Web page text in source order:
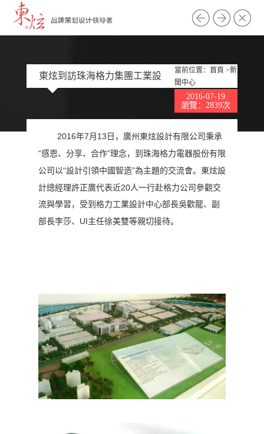
東炫到訪珠海格力集團工業設
當前位置： 首頁 >新
聞中心
2016-07-19
瀏覽：2839次
2016年7 月 13 日，廣州東炫設計有限公司秉承
“感恩、分享、合作”理念，到珠海格力電器股份有限
公司以“設計引領中國智造”為主題的交流會。東炫設
計總經理許正廣代表近20人一行赴格力公司參觀交
流與學習，受到格力工業設計中心部長吳歡龍、副
部長李莎、 UI主任徐美雙等親切接待。